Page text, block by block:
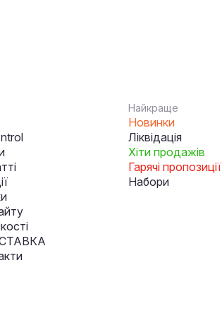
Найкраще
Новинки
Ліквідація
Хіти продажів
Гарячі пропозиції
Набори